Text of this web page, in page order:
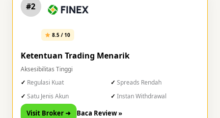
#2
8.5 / 10
Ketentuan Trading Menarik
Aksesibilitas Tinggi
Regulasi Kuat
Spreads Rendah
Satu Jenis Akun
Instan Withdrawal
Visit Broker ➜ Baca Review »